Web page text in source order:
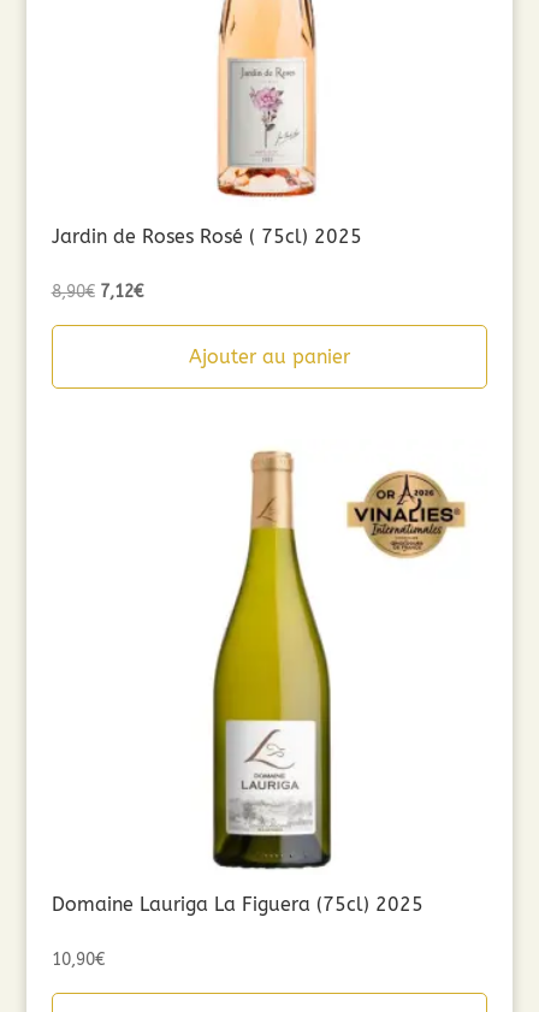
Jardin de Roses Rosé ( 75cl) 2025
8,90€ Le
7,12€Le
Ajouter au panier
Domaine Lauriga La Figuera (75cl) 2025
10,90€